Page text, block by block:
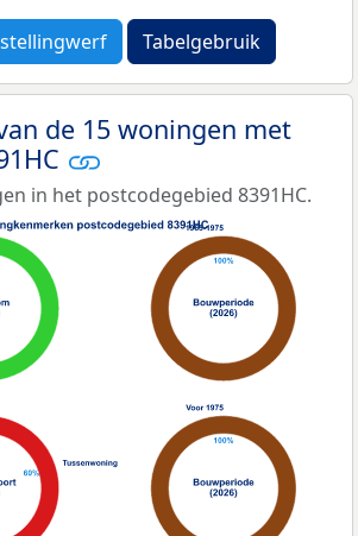
Tabelgebruik
de 15 woningen met
in het postcodegebied 8391HC.